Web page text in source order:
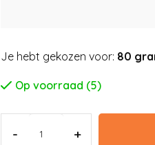
Je hebt gekozen voor: 80
Op voorraad (5)
- +